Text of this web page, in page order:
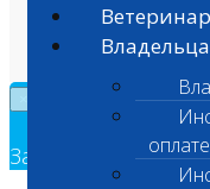
Заявка на